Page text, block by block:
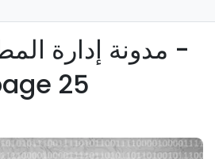
مدونة إدارة
25